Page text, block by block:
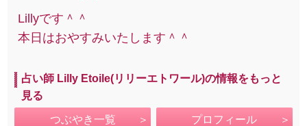
Lillyです＾＾
本日はおやすみいたします＾＾
占い師 Lilly Etoile(リリーエトワール)の情報をもっと
見る
つぶやき一覧 プロフィール